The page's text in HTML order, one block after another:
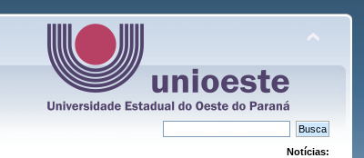
Notícias: